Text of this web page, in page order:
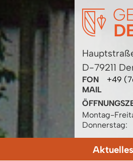
D-79211
FON
+49
MAIL
Montag-
Donnerstag:
Aktuelles